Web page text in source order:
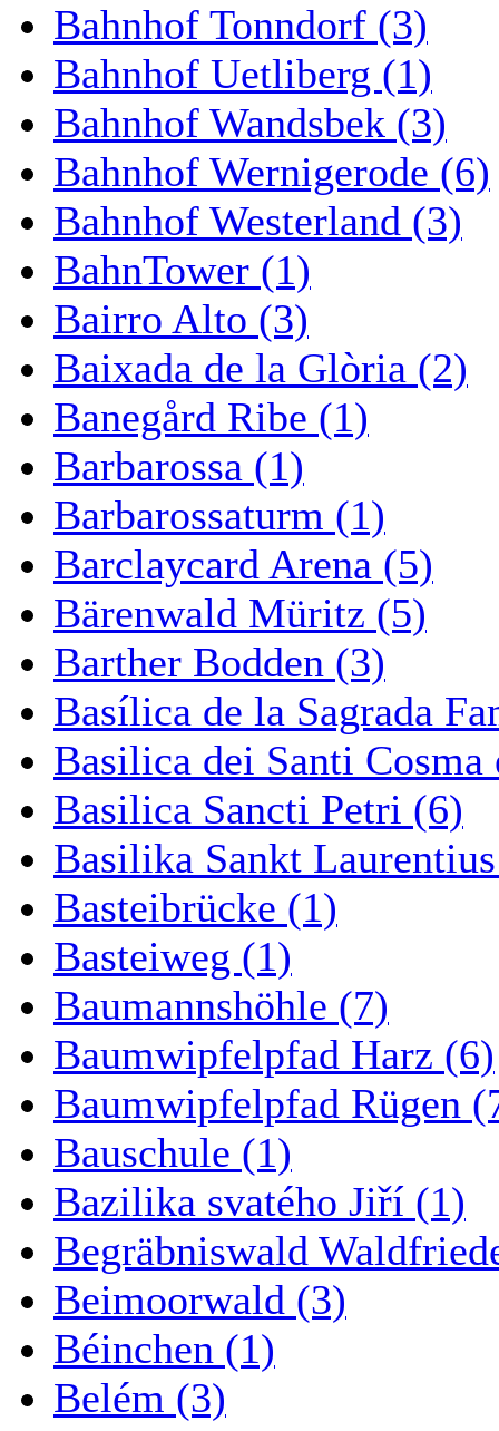
Bahnhof Tonndorf (3)
Bahnhof Uetliberg (1)
Bahnhof Wandsbek (3)
Bahnhof Wernigerode (6)
Bahnhof Westerland (3)
BahnTower (1)
Bairro Alto (3)
Baixada de la Glòria (2)
Banegård Ribe (1)
Barbarossa (1)
Barbarossaturm (1)
Barclaycard Arena (5)
Bärenwald Müritz (5)
Barther Bodden (3)
Basílica de la Sagrada
Basilica dei Santi
Basilica Sancti Petri (6)
Basilika Sankt
Basteibrücke (1)
Basteiweg (1)
Baumannshöhle (7)
Baumwipfelpfad Harz (6)
Baumwipfelpfad Rügen
Bauschule (1)
Bazilika svatého Jiří (1)
Begräbniswald
Beimoorwald (3)
Béinchen (1)
Belém (3)